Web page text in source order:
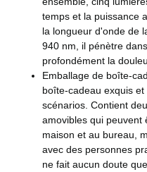
temps et la puissance
la longueur d'onde de
940 nm, il pénètre
profondément la
Emballage de boîte-
boîte-cadeau exquis
scénarios. Contient
amovibles qui peuvent
maison et au bureau,
avec des personnes
ne fait aucun doute